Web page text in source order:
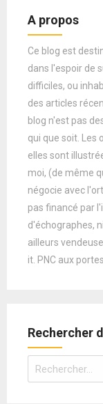
A propos
Ce blog est
dans l'espoir de
difficiles, ou
des articles
blog n'est pas
qui que soit. Les
elles sont
moi, (de même
négocie avec
pas financé par
d'échographes,
ailleurs
it. PNC aux
Rechercher
Rechercher :